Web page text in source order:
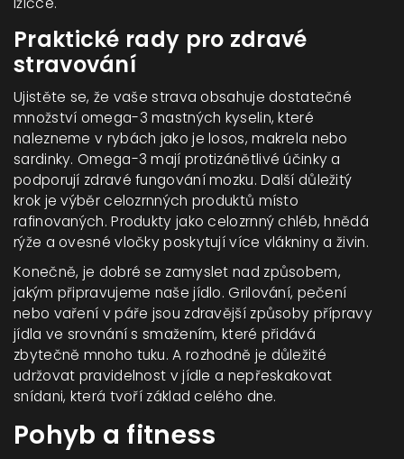
Praktické rady pro zdravé
stravování
Ujistěte se, že vaše strava obsahuje dostatečné
množství omega-3 mastných kyselin, které
nalezneme v rybách jako je losos, makrela nebo
sardinky. Omega-3 mají protizánětlivé účinky a
podporují zdravé fungování mozku. Další důležitý
krok je výběr celozrnných produktů místo
rafinovaných. Produkty jako celozrnný chléb, hnědá
rýže a ovesné vločky poskytují více vlákniny a živin.
Konečně, je dobré se zamyslet nad způsobem,
jakým připravujeme naše jídlo. Grilování, pečení
nebo vaření v páře jsou zdravější způsoby přípravy
jídla ve srovnání s smažením, které přidává
zbytečně mnoho tuku. A rozhodně je důležité
udržovat pravidelnost v jídle a nepřeskakovat
snídani, která tvoří základ celého dne.
Pohyb a fitness